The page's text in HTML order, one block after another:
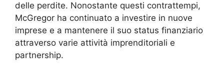
delle perdite. Nonostante questi contrattempi,
McGregor ha continuato a investire in nuove
imprese e a mantenere il suo status finanziario
attraverso varie attività imprenditoriali e
partnership.